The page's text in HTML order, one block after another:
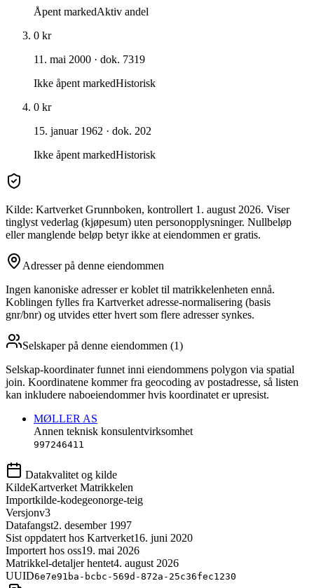
Åpent markedAktiv andel
0 kr
11. mai 2000 · dok. 7319
Ikke åpent markedHistorisk
0 kr
15. januar 1962 · dok. 202
Ikke åpent markedHistorisk
Kilde: Kartverket Grunnboken, kontrollert 1. august 2026. Viser
tinglyst vederlag (kjøpesum) uten personopplysninger. Nullbeløp
eller manglende beløp betyr ikke at eiendommen er gratis.
Adresser på denne eiendommen
Ingen kanoniske adresser er koblet til matrikkelenheten ennå.
Koblingen fylles fra Kartverket adresse-normalisering (basis
gnr/bnr) og utvides etter hvert som flere adresser synkes.
Selskaper på denne eiendommen (1)
Selskap-koordinater funnet inni eiendommens polygon via spatial
join. Koordinatene kommer fra geocoding av postadresse, så listen
kan inkludere naboeiendommer hvis koordinatet er upresist.
MØLLER AS
Annen teknisk konsulentvirksomhet
997246411
Datakvalitet og kilde
KildeKartverket Matrikkelen
Importkilde-kodegeonorge-teig
Versjonv3
Datafangst2. desember 1997
Sist oppdatert hos Kartverket16. juni 2020
Importert hos oss19. mai 2026
Matrikkel-detaljer hentet4. august 2026
UUID6e7e91ba-bcbc-569d-872a-25c36fec1230